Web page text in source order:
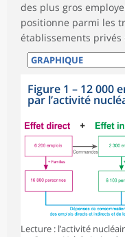
des plus gros
positionne parmi les
établissements
Figure 1 – 12 000
par l’activité
Lecture : l’activité